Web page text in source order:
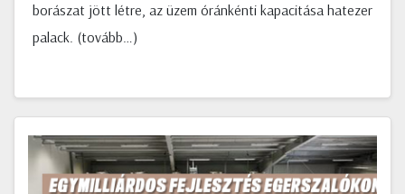
borászat jött létre, az üzem óránkénti kapacitása hatezer
palack. (tovább…)